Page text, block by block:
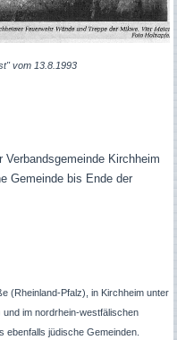
vom 13.8.1993
Kirchheim
Gemeinde bis Ende der
(Rheinland-Pfalz), in Kirchheim unter
im nordrhein-westfälischen
ebenfalls jüdische Gemeinden.